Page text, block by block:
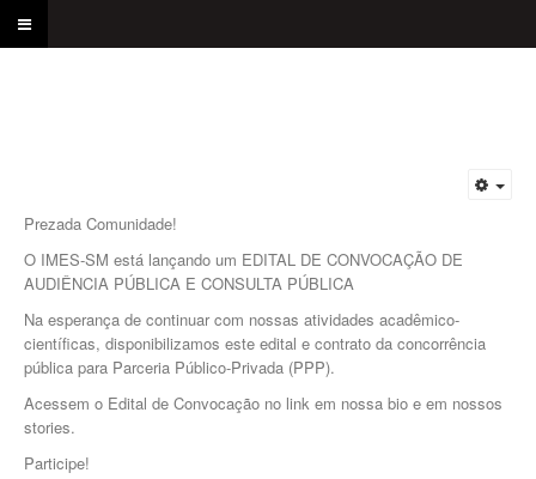
Prezada Comunidade!
O IMES-SM está lançando um EDITAL DE CONVOCAÇÃO DE
AUDIÊNCIA PÚBLICA E CONSULTA PÚBLICA
Na esperança de continuar com nossas atividades acadêmico-
científicas, disponibilizamos este edital e contrato da concorrência
pública para Parceria Público-Privada (PPP).
Acessem o Edital de Convocação no link em nossa bio e em nossos
stories.
Participe!